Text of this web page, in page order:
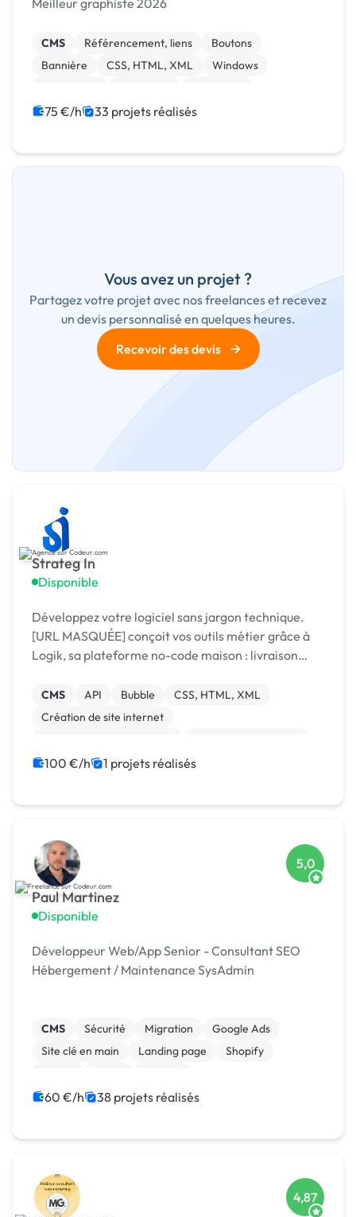
Meilleur graphiste 2026
CMS Référencement, liens
Boutons
Bannière
CSS, HTML, XML
Windows
Print (flyer, plaquette, affiche...)
75 €/h 33 projets réalisés
Vous avez un projet ?
Partagez votre projet avec nos freelances et recevez
un devis personnalisé en quelques heures.
Recevoir des devis
→
Strateg In
Disponible
Développez votre logiciel sans jargon technique.
[URL MASQUÉE] conçoit vos outils métier grâce à
Logik, sa plateforme no-code maison : livraison
CMS API Bubble
CSS, HTML, XML
Création de site internet
Gestion site web
Installation de Script
100 €/h 1 projets réalisés
Paul Martinez
Disponible
5,0
Développeur Web/App Senior - Consultant SEO
Hébergement / Maintenance SysAdmin
CMS Sécurité Migration
Google Ads
Site clé en main
Landing page
Shopify
60 €/h 38 projets réalisés
4,87